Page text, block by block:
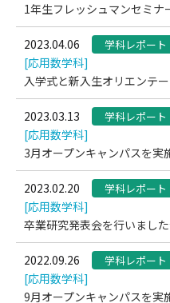
1年生フレッシュマンセミナ
2023.04.06 学科レポート
[応用数学科]
入学式と新入生オリエンテ
2023.03.13 学科レポート
[応用数学科]
3月オープンキャンパスを実
2023.02.20 学科レポート
[応用数学科]
卒業研究発表会を行いまし
2022.09.26 学科レポート
[応用数学科]
9月オープンキャンパスを